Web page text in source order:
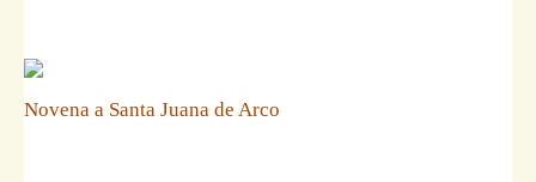
Novena a Santa Juana de Arco